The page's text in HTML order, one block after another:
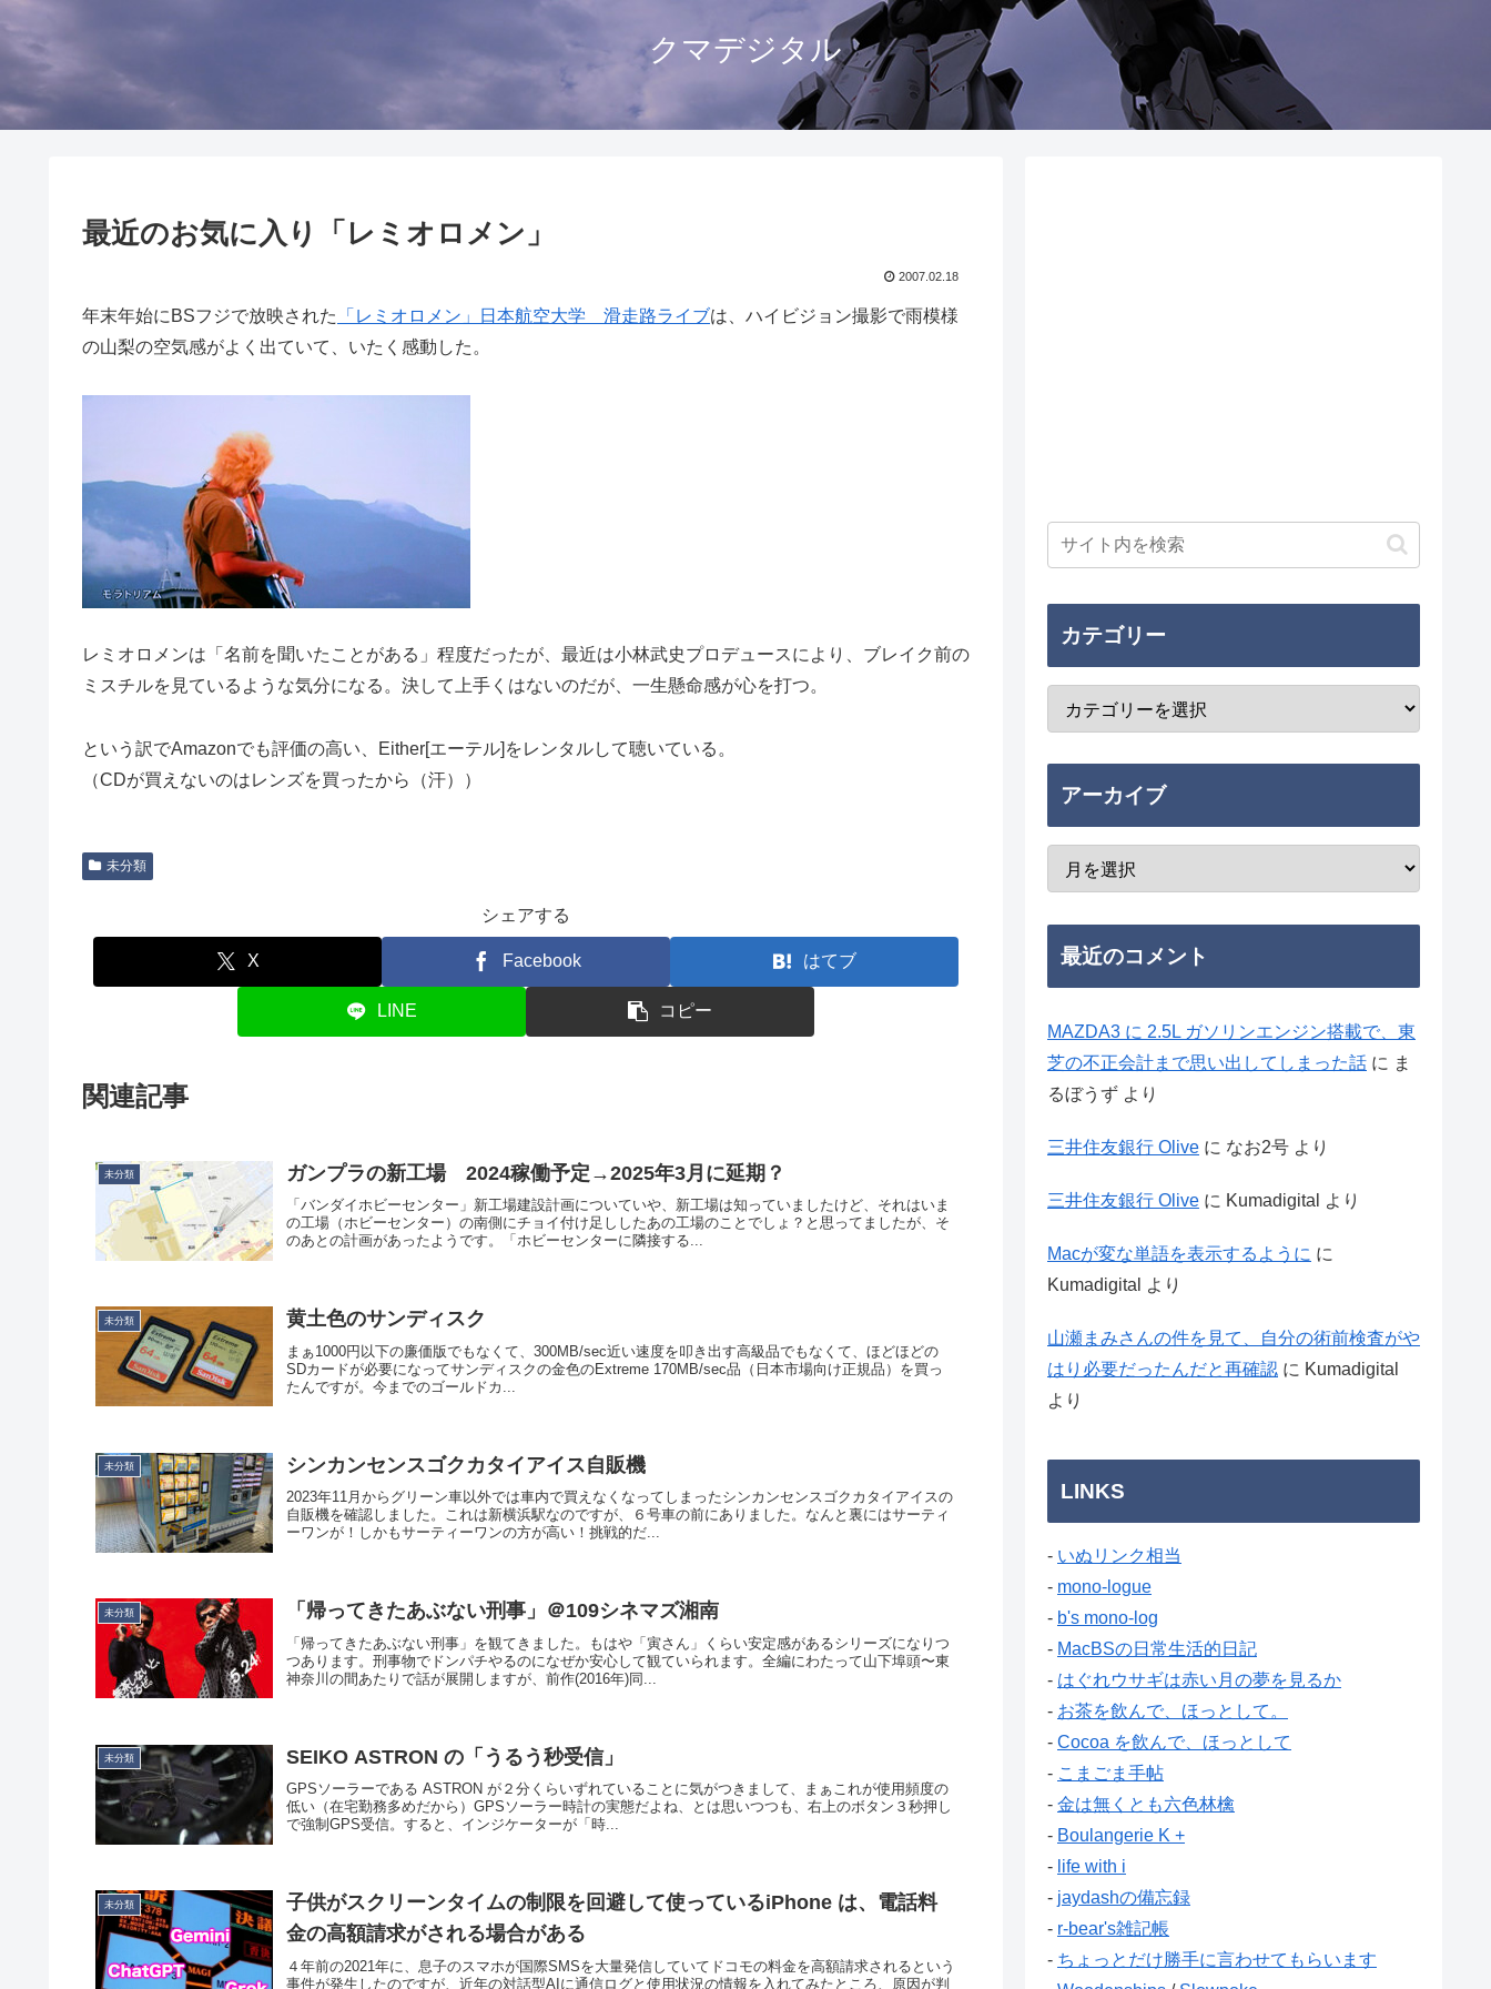
クマデジタル
最近のお気に入り「レミオロメン」
2007.02.18
年末年始にBSフジで放映された 「レミオロメン」日本航空大学 滑走路ライブは、ハイビジョン撮影で雨模様
の山梨の空気感がよく出ていて、いたく感動した。
レミオロメンは「名前を聞いたことがある」程度だったが、最近は小林武史プロデュースにより、ブレイク前の
ミスチルを見ているような気分になる。決して上手くはないのだが、一生懸命感が心を打つ。
という訳でAmazonでも評価の高い、Either[エーテル]をレンタルして聴いている。
（CDが買えないのはレンズを買ったから（汗））
未分類
シェアする
X Facebook はてブ
LINE コピー
関連記事
未分類 ガンプラの新工場 2024稼働予定→2025年3月に延期？
「バンダイホビーセンター」新工場建設計画についていや、新工場は知っていましたけど、それはいま
の工場（ホビーセンター）の南側にチョイ付け足ししたあの工場のことでしょ？と思ってましたが、そ
のあとの計画があったようです。「ホビーセンターに隣接する...
未分類 黄土色のサンディスク
まぁ1000円以下の廉価版でもなくて、300MB/sec近い速度を叩き出す高級品でもなくて、ほどほどの
SDカードが必要になってサンディスクの金色のExtreme 170MB/sec品（日本市場向け正規品）を買っ
たんですが。今までのゴールドカ...
未分類 シンカンセンスゴクカタイアイス自販機
2023年11月からグリーン車以外では車内で買えなくなってしまったシンカンセンスゴクカタイアイスの
自販機を確認しました。これは新横浜駅なのですが、６号車の前にありました。なんと裏にはサーティ
ーワンが！しかもサーティーワンの方が高い！挑戦的だ...
未分類 「帰ってきたあぶない刑事」＠109シネマズ湘南
「帰ってきたあぶない刑事」を観てきました。もはや「寅さん」くらい安定感があるシリーズになりつ
つあります。刑事物でドンパチやるのになぜか安心して観ていられます。全編にわたって山下埠頭〜東
神奈川の間あたりで話が展開しますが、前作(2016年)同...
未分類 SEIKO ASTRON の「うるう秒受信」
GPSソーラーである ASTRON が２分くらいずれていることに気がつきまして、まぁこれが使用頻度の
低い（在宅勤務多めだから）GPSソーラー時計の実態だよね、とは思いつつも、右上のボタン３秒押し
で強制GPS受信。すると、インジケーターが「時...
未分類
子供がスクリーンタイムの制限を回避して使っているiPhone は、電話料
金の高額請求がされる場合がある
４年前の2021年に、息子のスマホが国際SMSを大量発信していてドコモの料金を高額請求されるという
事件が発生したのですが、近年の対話型AIに通信ログと使用状況の情報を入れてみたところ、原因が判
カテゴリー
アーカイブ
最近のコメント
MAZDA3 に 2.5L ガソリンエンジン搭載で、東
芝の不正会計まで思い出してしまった話 に ま
るぼうず より
三井住友銀行 Olive に なお2号 より
三井住友銀行 Olive に Kumadigital より
Macが変な単語を表示するように に
Kumadigital
より
山瀬まみさんの件を見て、自分の術前検査がや
はり必要だったんだと再確認 に Kumadigital
より
LINKS
- いぬリンク相当
- mono-logue
- b's mono-log
- MacBSの日常生活的日記
- はぐれウサギは赤い月の夢を見るか
- お茶を飲んで、ほっとして。
- Cocoa を飲んで、ほっとして
- こまごま手帖
- 金は無くとも六色林檎
- Boulangerie K +
- life with i
- jaydashの備忘録
- r-bear's雑記帳
- ちょっとだけ勝手に言わせてもらいます